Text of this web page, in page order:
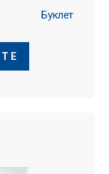
Буклет